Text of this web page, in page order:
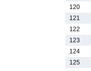
120
121
122
123
124
125